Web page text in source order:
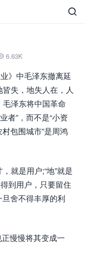

6.63K
》中毛泽东撤离延
失，地失人在，人
泽东将中国革命
者”，而不是“小资
村包围城市”是周鸿
就是用户;“地”就是
到用户，只要留住
舍不得丰厚的利
慢慢将其变成一